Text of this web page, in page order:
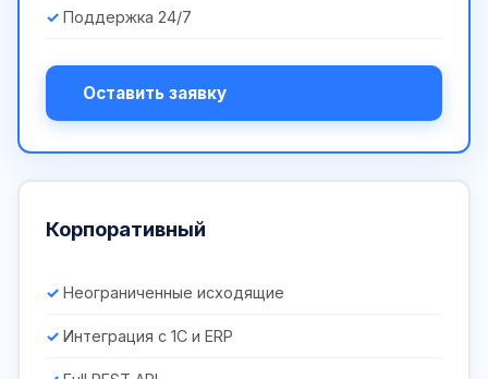
Поддержка 24/7
Оставить заявку
Корпоративный
Неограниченные исходящие
Интеграция с 1С и ERP